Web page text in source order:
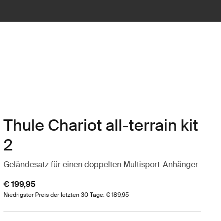
Thule Chariot all-terrain kit
2
Geländesatz für einen doppelten Multisport-Anhänger
€ 199,95
Niedrigster Preis der letzten 30 Tage: € 189,95